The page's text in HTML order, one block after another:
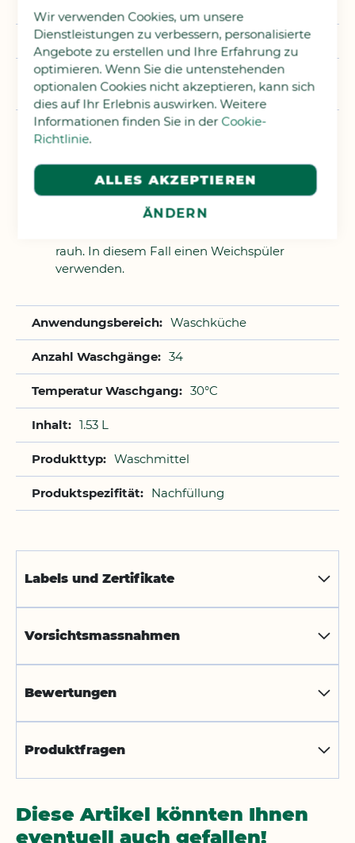
Wir verwenden Cookies, um unsere
Dienstleistungen zu verbessern, personalisierte
Angebote zu erstellen und Ihre Erfahrung zu
optimieren. Wenn Sie die untenstehenden
optionalen Cookies nicht akzeptieren, kann sich
dies auf Ihr Erlebnis auswirken. Weitere
Informationen finden Sie in der Cookie-
Richtlinie.
ALLES AKZEPTIEREN
ÄNDERN
Provenzalisch
Nachfüllung, Nicht an Tieren
getestet, Ökologisch
Wäsche sortieren (nach Verschmutzungen,
Faserart, Farbe, usw.).
Nicht für Feinwäsche geeignet.
Hartnäckige Flecken vor dem Waschen
rauh. In diesem Fall einen Weichspüler
verwenden.
Waschküche
34
30°C
1.53 L
Waschmittel
Nachfüllung
Labels und Zertifikate
Vorsichtsmassnahmen
Bewertungen
Produktfragen
Diese Artikel könnten Ihnen
eventuell auch gefallen!